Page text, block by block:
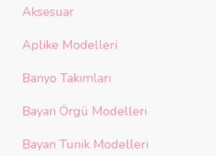
Aksesuar
Aplike Modelleri
Banyo Takımları
Bayan Örgü Modelleri
Bayan Tunik Modelleri